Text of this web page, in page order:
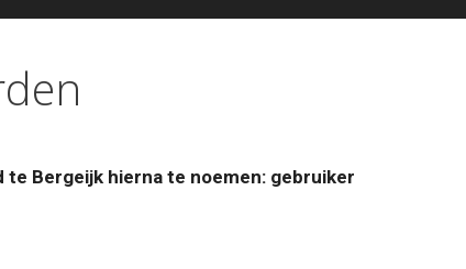
te Bergeijk hierna te noemen: gebruiker